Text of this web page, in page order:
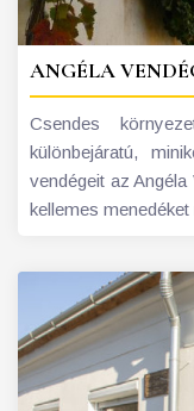
ANGÉLA
Csendes
különbejáratú,
vendégeit az
kellemes